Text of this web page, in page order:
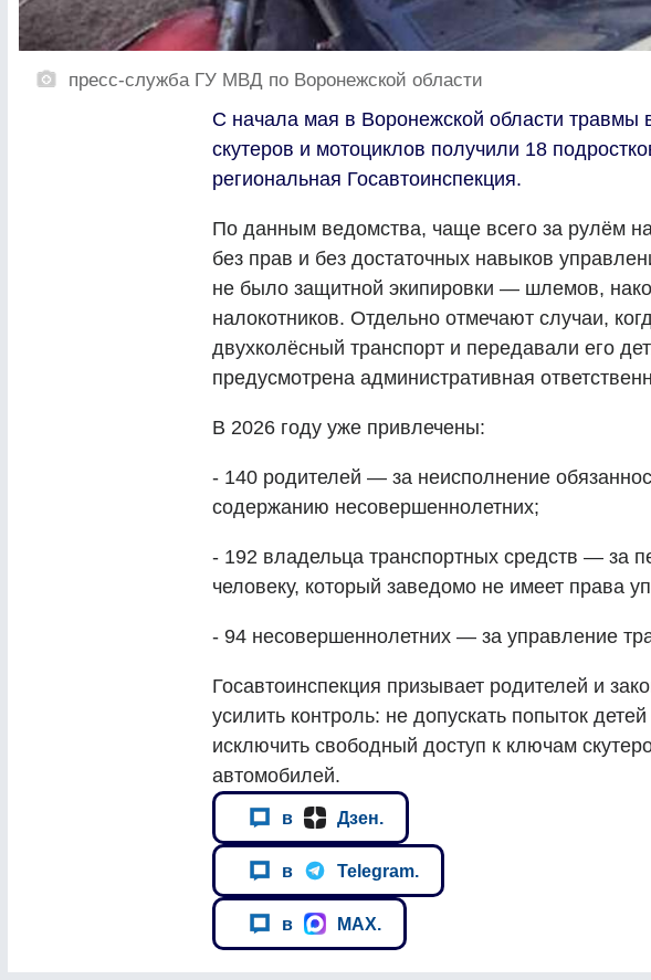
пресс-служба ГУ МВД по Воронежской области
С начала мая в Воронежской области травмы
скутеров и мотоциклов получили 18
региональная Госавтоинспекция.
По данным ведомства, чаще всего за рулём
без прав и без достаточных навыков
не было защитной экипировки — шлемов,
налокотников. Отдельно отмечают случаи,
двухколёсный транспорт и передавали его
предусмотрена административная
В 2026 году уже привлечены:
- 140 родителей — за неисполнение
содержанию несовершеннолетних;
- 192 владельца транспортных средств — за
человеку, который заведомо не имеет права
- 94 несовершеннолетних — за управление
Госавтоинспекция призывает родителей и
усилить контроль: не допускать попыток
исключить свободный доступ к ключам
автомобилей.
в Дзен.
в Telegram.
в MAX.